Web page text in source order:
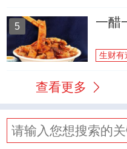
5 一醋
生财有
查看更多